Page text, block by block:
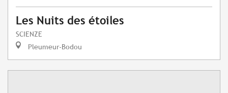
Les Nuits des étoiles
SCIENZE
Pleumeur-Bodou